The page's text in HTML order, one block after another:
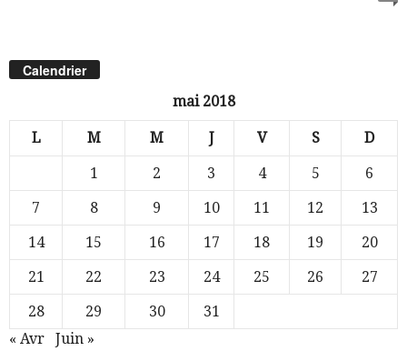
Calendrier
mai 2018
L M M J V S D
1 2 3 4 5
6
7
8 9 10 11 12
13
14
15 16 17 18 19
20
21
22 23 24 25 26
27
28
29 30
31
« Avr
Juin »